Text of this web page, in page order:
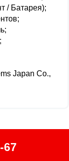
/ Батарея);
Japan Co.,
67